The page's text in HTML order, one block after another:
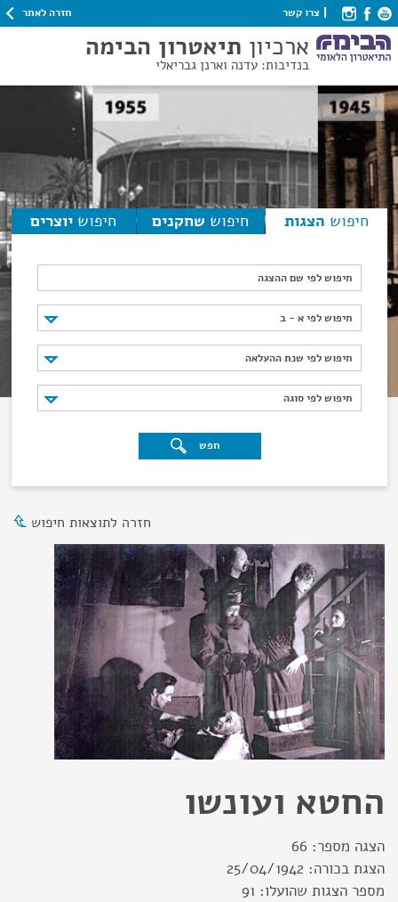
צרו קשר חזרה לאתר
ארכיון תיאטרון הבימה
בנדיבות: עדנה וארנן גבריאלי
חיפוש הצגות חיפוש שחקנים חיפוש יוצרים
חיפוש לפי שם ההצגה
חיפוש לפי א - ב
חיפוש לפי א - ב
חיפוש לפי שנת ההעלאה
חיפוש לפי שנת ההעלאה
חיפוש לפי סוגה
חיפוש לפי סוגה
חפש
חזרה לתוצאות חיפוש
החטא ועונשו
הצגה מספר: 66
הצגת בכורה: 25/04/1942
מספר הצגות שהועלו: 91